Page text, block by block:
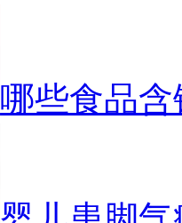
哪些食品